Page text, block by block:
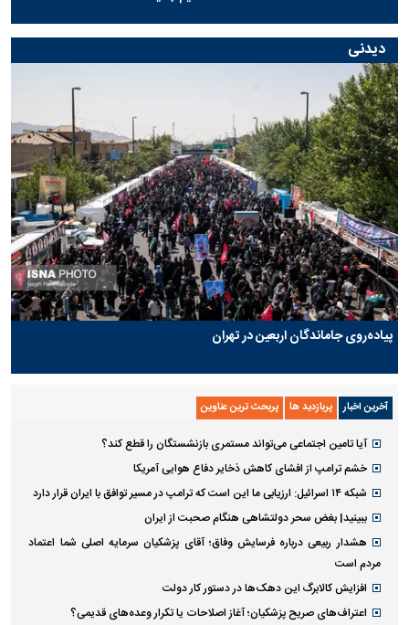
دیدنی
پیاده‌روی جاماندگان اربعین در تهران
آخرین اخبار پربازدید ها پربحث ترین عناوین
آیا تامین اجتماعی می‌تواند مستمری بازنشستگان را قطع کند؟
خشم ترامپ از افشای کاهش ذخایر دفاع هوایی آمریکا
شبکه ۱۴ اسرائیل: ارزیابی ما این است که ترامپ در مسیر توافق با ایران قرار دارد
ببینید| بغض سحر دولتشاهی هنگام صحبت از ایران
هشدار ربیعی درباره فرسایش وفاق؛ آقای پزشکیان سرمایه اصلی شما اعتماد
مردم است
افزایش کالابرگ این دهک‌ها در دستور کار دولت
اعتراف‌های صریح پزشکیان؛ آغاز اصلاحات یا تکرار وعده‌های قدیمی؟